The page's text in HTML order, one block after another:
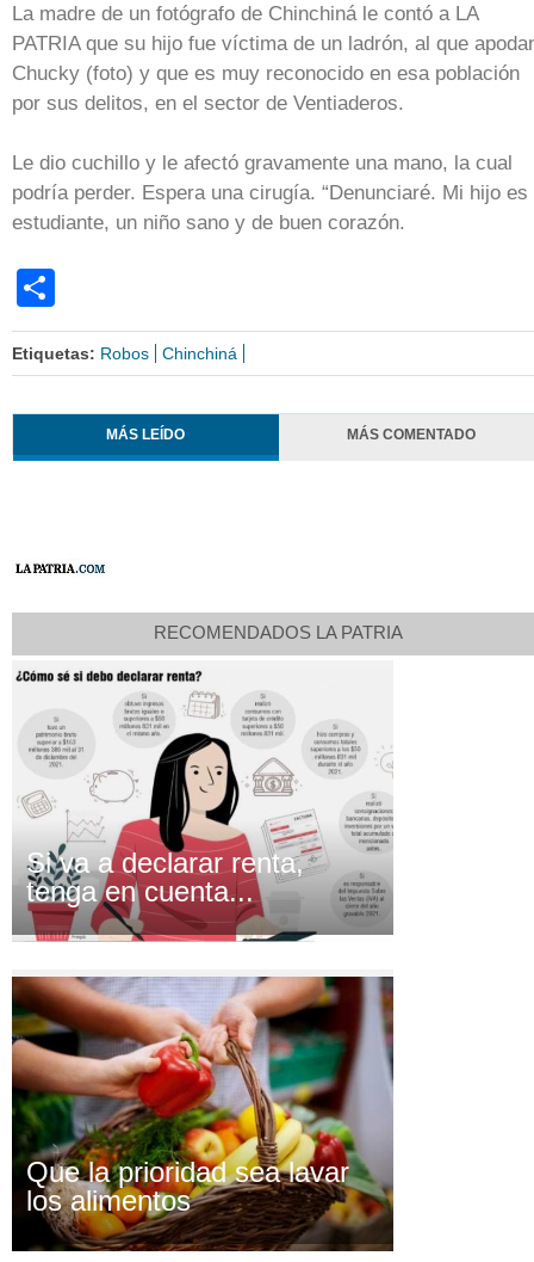
La madre de un fotógrafo de Chinchiná le contó a LA
PATRIA que su hijo fue víctima de un ladrón, al que
Chucky (foto) y que es muy reconocido en esa población
por sus delitos, en el sector de Ventiaderos.
Le dio cuchillo y le afectó gravamente una mano, la cual
podría perder. Espera una cirugía. “Denunciaré. Mi hijo es
estudiante, un niño sano y de buen corazón.
Etiquetas: Robos Chinchiná
MÁS LEÍDO MÁS COMENTADO
RECOMENDADOS LA PATRIA
Si va a declarar renta,
tenga en cuenta...
Que la prioridad sea lavar
los alimentos